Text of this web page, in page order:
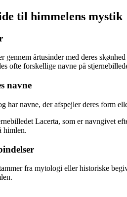
til himmelens mystik
gennem årtusinder med deres
ofte forskellige navne på
navne
har navne, der afspejler deres form
Lacerta, som er navngivet
himlen.
fra mytologi eller historiske